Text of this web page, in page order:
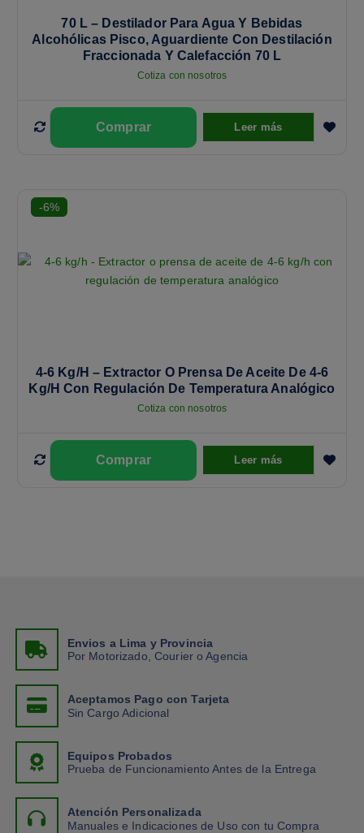
70 L – Destilador Para Agua Y Bebidas
Alcohólicas Pisco, Aguardiente Con Destilación
Fraccionada Y Calefacción 70 L
Cotiza con nosotros
Leer más
-6%
4-6 Kg/h – Extractor O Prensa De Aceite De 4-6
Kg/h Con Regulación De Temperatura Analógico
Cotiza con nosotros
Leer más
Envios a Lima y Provincia
Por Motorizado, Courier o Agencia
Aceptamos Pago con Tarjeta
Sin Cargo Adicional
Equipos Probados
Prueba de Funcionamiento Antes de la Entrega
Atención Personalizada
Manuales e Indicaciones de Uso con tu Compra